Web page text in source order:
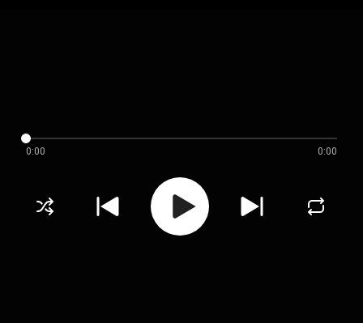
0:00 0:00